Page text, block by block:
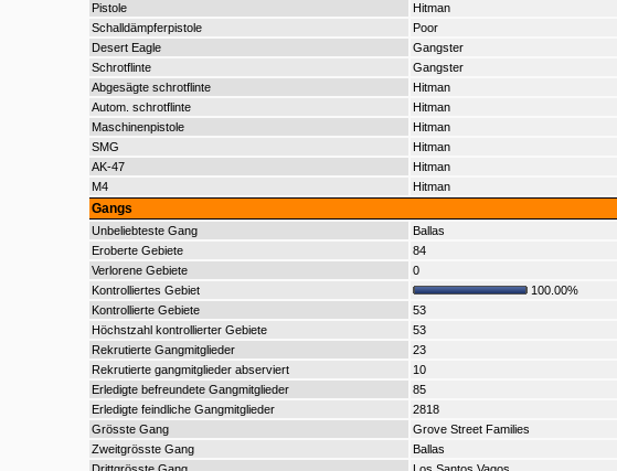
Pistole
Hitman
Schalldämpferpistole
Poor
Desert Eagle
Gangster
Schrotflinte
Gangster
Abgesägte schrotflinte
Hitman
Autom. schrotflinte
Hitman
Maschinenpistole
Hitman
SMG
Hitman
AK-47
Hitman
M4
Hitman
Gangs
Unbeliebteste Gang
Ballas
Eroberte Gebiete
84
Verlorene Gebiete
0
Kontrolliertes Gebiet
100.00%
Kontrollierte Gebiete
53
Höchstzahl kontrollierter Gebiete
53
Rekrutierte Gangmitglieder
23
Rekrutierte gangmitglieder abserviert
10
Erledigte befreundete Gangmitglieder
85
Erledigte feindliche Gangmitglieder
2818
Grösste Gang
Grove Street Families
Zweitgrösste Gang
Ballas